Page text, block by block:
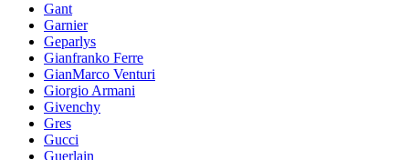
Gant
Garnier
Geparlys
Gianfranko Ferre
GianMarco Venturi
Giorgio Armani
Givenchy
Gres
Gucci
Guerlain